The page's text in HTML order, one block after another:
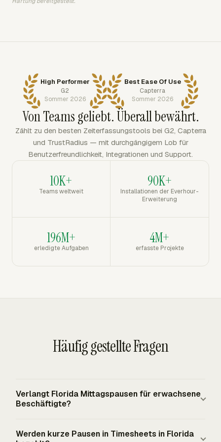
High Performer
G2
Sommer 2026
Best Ease Of Use
Capterra
Sommer 2026
Von Teams geliebt. Überall bewährt.
Zählt zu den besten Zeiterfassungstools bei G2, Capterra
und TrustRadius — mit durchgängigem Lob für
Benutzerfreundlichkeit, Integrationen und Support.
10K+
Teams weltweit
90K+
Installationen der Everhour-
Erweiterung
196M+
erledigte Aufgaben
4M+
erfasste Projekte
Häufig gestellte Fragen
Verlangt Florida Mittagspausen für erwachsene
Beschäftigte?
Essenspausen für erwachsene Beschäftigte im privaten
Werden kurze Pausen in Timesheets in Florida